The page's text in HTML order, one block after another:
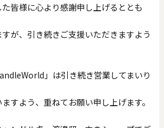
皆様に心より感謝申し上げるととも
が、引き続きご支援いただきますよう
」は引き続き営業してまいり
すよう、重ねてお願い申し上げます。